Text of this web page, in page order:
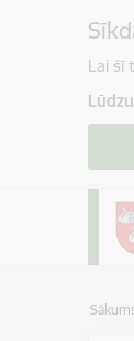
Lai šī